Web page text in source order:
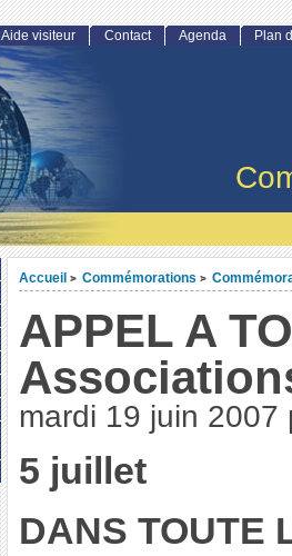
Accueil > Commémorations >
APPEL A
mardi 19 juin 2007
5 juillet
DANS TOUTE
Aide visiteur Contact Agenda Plan